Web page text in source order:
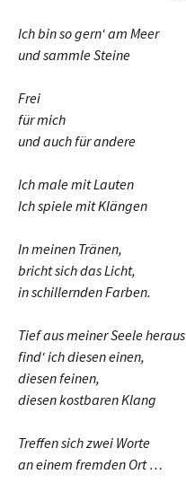
Ich bin so gern‘ am Meer
und sammle Steine
Frei
für mich
und auch für andere
Ich male mit Lauten
Ich spiele mit Klängen
In meinen Tränen,
bricht sich das Licht,
in schillernden Farben.
Tief aus meiner Seele heraus
find‘ ich diesen einen,
diesen feinen,
diesen kostbaren Klang
Treffen sich zwei Worte
an einem fremden Ort …